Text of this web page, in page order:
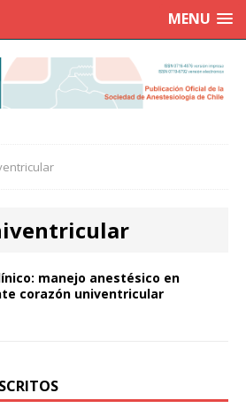
MENU
manejo anestésico en
corazón univentricular